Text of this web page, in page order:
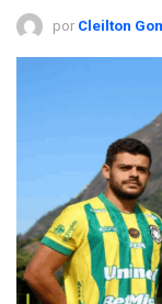
por Cleilton